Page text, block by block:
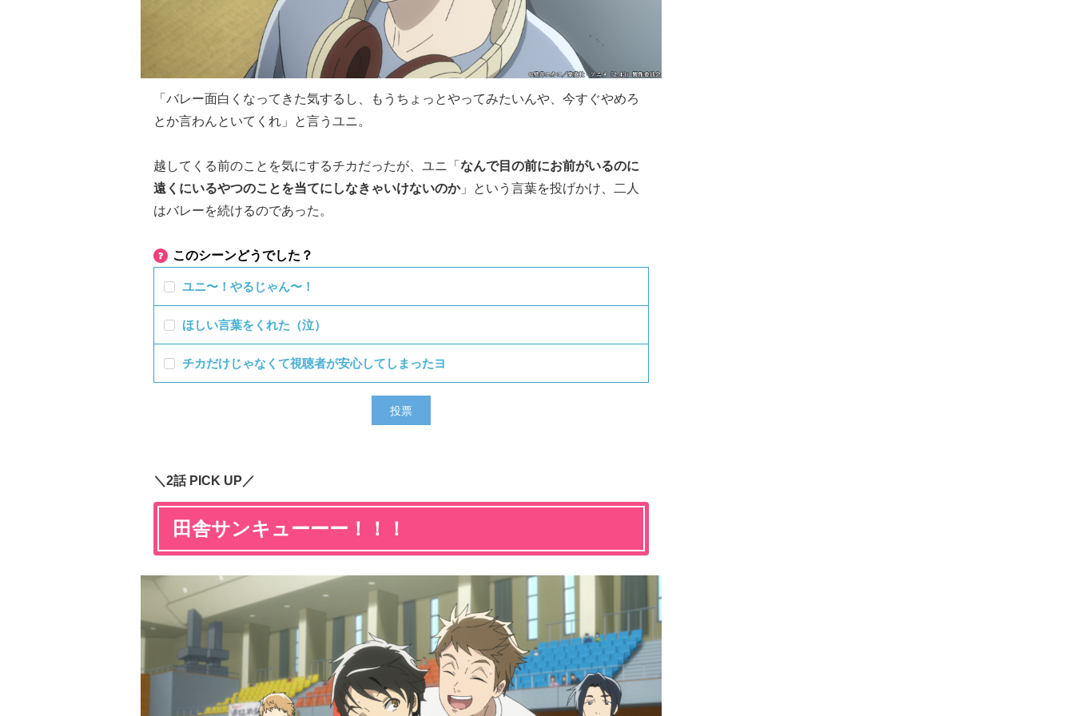
「バレー面白くなってきた気するし、もうちょっとやってみたいんや、今すぐやめろ
とか言わんといてくれ」と言うユニ。
越してくる前のことを気にするチカだったが、ユニ「 なんで目の前にお前がいるのに
遠くにいるやつのことを当てにしなきゃいけないのか」という言葉を投げかけ、二人
はバレーを続けるのであった。
このシーンどうでした？
ユニ〜！やるじゃん〜！
ほしい言葉をくれた（泣）
チカだけじゃなくて視聴者が安心してしまったヨ
＼2話 PICK UP／
田舎サンキューーー！！！